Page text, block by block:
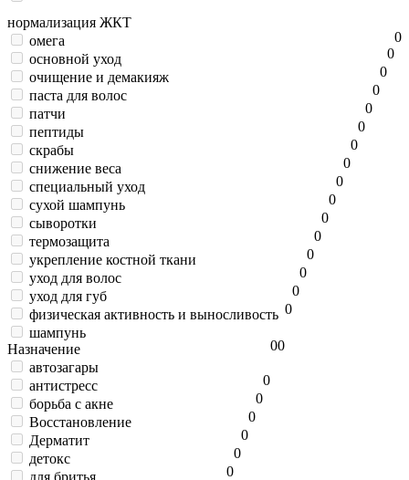
нормализация ЖКТ
0
омега
0
основной уход
0
очищение и демакияж
0
паста для волос
0
патчи
0
пептиды
0
скрабы
0
снижение веса
0
специальный уход
0
сухой шампунь
0
сыворотки
0
термозащита
0
укрепление костной ткани
0
уход для волос
0
уход для губ
0
физическая активность и выносливость
0
шампунь
0
Назначение
автозагары
0
антистресс
0
борьба с акне
0
Восстановление
0
Дерматит
0
детокс
0
для бритья